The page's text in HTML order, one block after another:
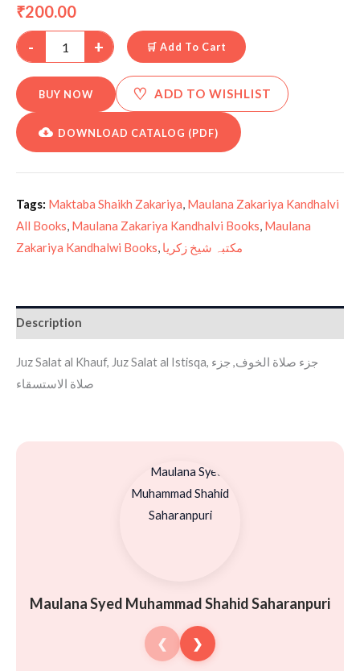
₹200.00
-
+ 🛒 Add To Cart
BUY NOW ♡ ADD TO WISHLIST
DOWNLOAD CATALOG (PDF)
Tags: Maktaba Shaikh Zakariya, Maulana Zakariya Kandhalvi
All Books, Maulana Zakariya Kandhalvi Books, Maulana
Zakariya Kandhalwi Books, مکتبہ شیخ زکریا
Description
Juz Salat al Khauf, Juz Salat al Istisqa, جزء صلاة الخوف, جزء
صلاة الاستسقاء
Maulana Syed Muhammad Shahid Saharanpuri
❮ ❯